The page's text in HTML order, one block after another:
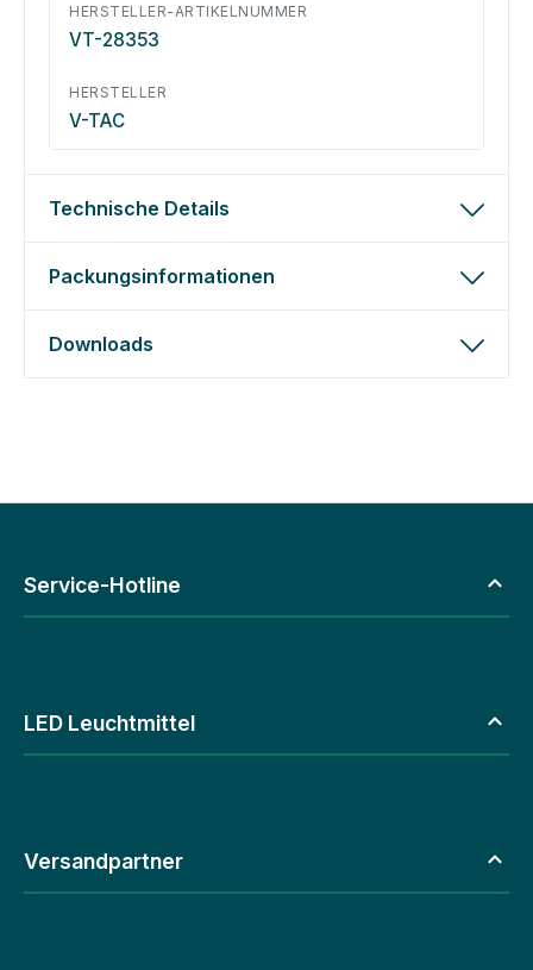
HERSTELLER-ARTIKELNUMMER
VT-28353
HERSTELLER
V-TAC
Technische Details
Packungsinformationen
Downloads
Service-Hotline
LED Leuchtmittel
Versandpartner